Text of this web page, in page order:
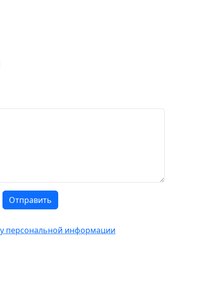
Отправить
персональной информации